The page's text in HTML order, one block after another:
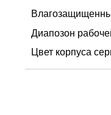
Диапозон
Цвет корпуса